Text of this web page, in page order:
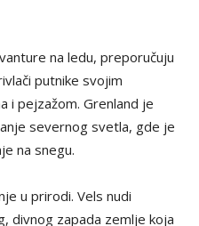
na ledu, preporučuju
putnike svojim
i pejzažom. Grenland je
severnog svetla, gde je
na snegu.
u prirodi. Vels nudi
divnog zapada zemlje koja